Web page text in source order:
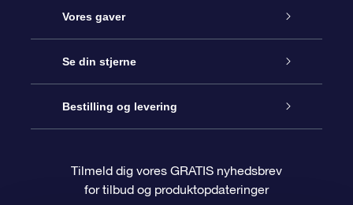
Kundeservice
Kontakt os
Bloggen
Anmeldelser
Vores gaver
Online Stjernegave
OSR Gavepakke
OSR Gavekortet
Se din stjerne
Star Register
Personliggjort Stjerneside
Bestilling og levering
Betalingsinformation
Tilmeld dig vores GRATIS nyhedsbrev
for tilbud og produktopdateringer